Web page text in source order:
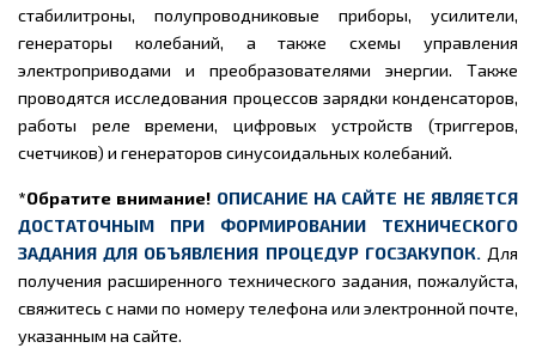
стабилитроны, полупроводниковые приборы, усилители,
генераторы колебаний, а также схемы управления
электроприводами и преобразователями энергии. Также
проводятся исследования процессов зарядки конденсаторов,
работы реле времени, цифровых устройств (триггеров,
счетчиков) и генераторов синусоидальных колебаний.
*Обратите внимание! ОПИСАНИЕ НА САЙТЕ НЕ ЯВЛЯЕТСЯ
ДОСТАТОЧНЫМ ПРИ ФОРМИРОВАНИИ ТЕХНИЧЕСКОГО
ЗАДАНИЯ ДЛЯ ОБЪЯВЛЕНИЯ ПРОЦЕДУР ГОСЗАКУПОК. Для
получения расширенного технического задания, пожалуйста,
свяжитесь с нами по номеру телефона или электронной почте,
указанным на сайте.